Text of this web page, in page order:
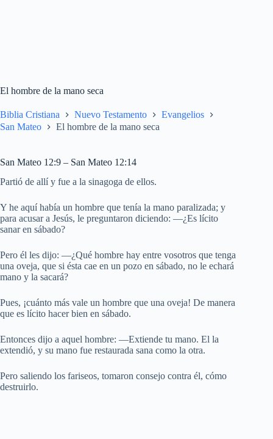
El hombre de la mano seca
Biblia Cristiana Nuevo Testamento
Evangelios
San Mateo
El hombre de la mano seca
San Mateo 12:9 – San Mateo 12:14
Partió de allí y fue a la sinagoga de ellos.
Y he aquí había un hombre que tenía la mano paralizada; y
para acusar a Jesús, le preguntaron diciendo: —¿Es lícito
sanar en sábado?
Pero él les dijo: —¿Qué hombre hay entre vosotros que tenga
una oveja, que si ésta cae en un pozo en sábado, no le echará
mano y la sacará?
Pues, ¡cuánto más vale un hombre que una oveja! De manera
que es lícito hacer bien en sábado.
Entonces dijo a aquel hombre: —Extiende tu mano. El la
extendió, y su mano fue restaurada sana como la otra.
Pero saliendo los fariseos, tomaron consejo contra él, cómo
destruirlo.